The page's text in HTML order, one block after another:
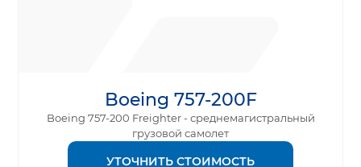
Boeing 757-200F
Boeing 757-200 Freighter - среднемагистральный
грузовой самолет
УТОЧНИТЬ СТОИМОСТЬ